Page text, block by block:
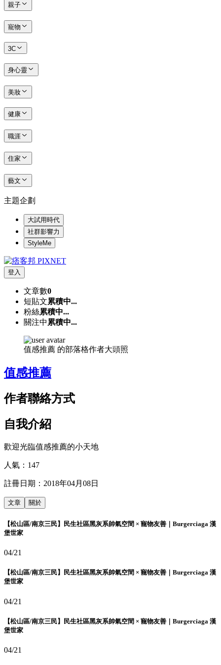
親子
寵物
3C
身心靈
美妝
健康
職涯
住家
藝文
主題企劃
大試用時代
社群影響力
StyleMe
登入
文章數0
短貼文累積中...
粉絲累積中...
關注中 累積中...
值感推薦 的部落格作者大頭照
值感推薦
作者聯絡方式
自我介紹
歡迎光臨值感推薦的小天地
人氣： 147
註冊日期： 2018年04月08日
文章 關於
【松山區/南京三民】民生社區黑灰系帥氣空間 × 寵物友善｜Burgerciaga 漢
堡世家
04/21
【松山區/南京三民】民生社區黑灰系帥氣空間 × 寵物友善｜Burgerciaga 漢
堡世家
04/21
【松山區/南京三民】民生社區黑灰系帥氣空間 × 寵物友善｜Burgerciaga 漢
堡世家
04/21